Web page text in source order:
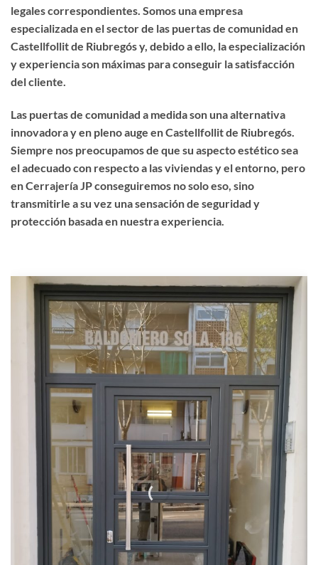
legales correspondientes. Somos una empresa
especializada en el sector de las puertas de comunidad en
Castellfollit de Riubregós y, debido a ello, la especialización
y experiencia son máximas para conseguir la satisfacción
del cliente.
Las puertas de comunidad a medida son una alternativa
innovadora y en pleno auge en Castellfollit de Riubregós.
Siempre nos preocupamos de que su aspecto estético sea
el adecuado con respecto a las viviendas y el entorno, pero
en Cerrajería JP conseguiremos no solo eso, sino
transmitirle a su vez una sensación de seguridad y
protección basada en nuestra experiencia.